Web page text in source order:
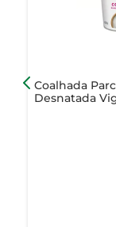
- Sem
Coalhada
Desnatada